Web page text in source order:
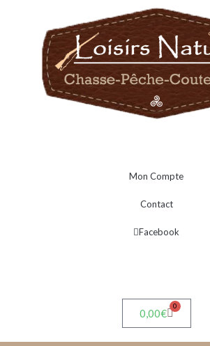
Mon Compte
Contact
Facebook
0,00€
0